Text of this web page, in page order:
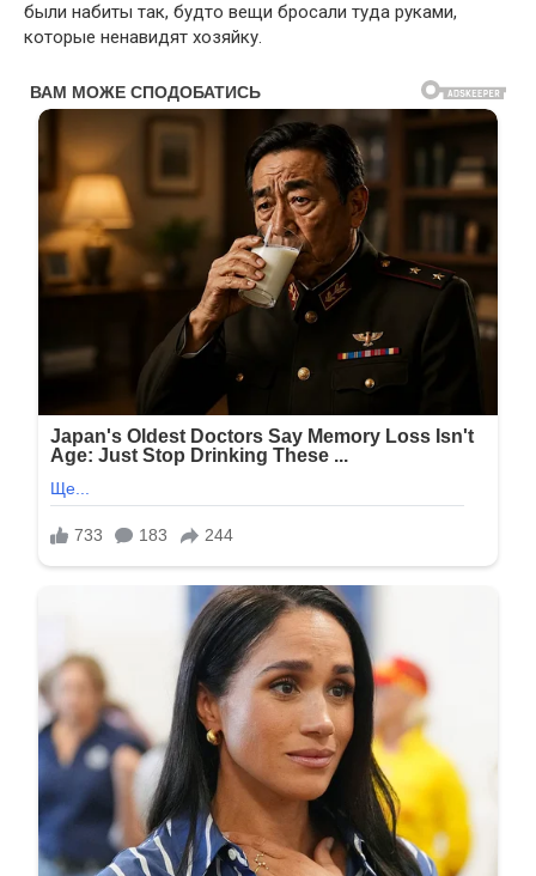
были набиты так, будто вещи бросали туда руками,
которые ненавидят хозяйку.